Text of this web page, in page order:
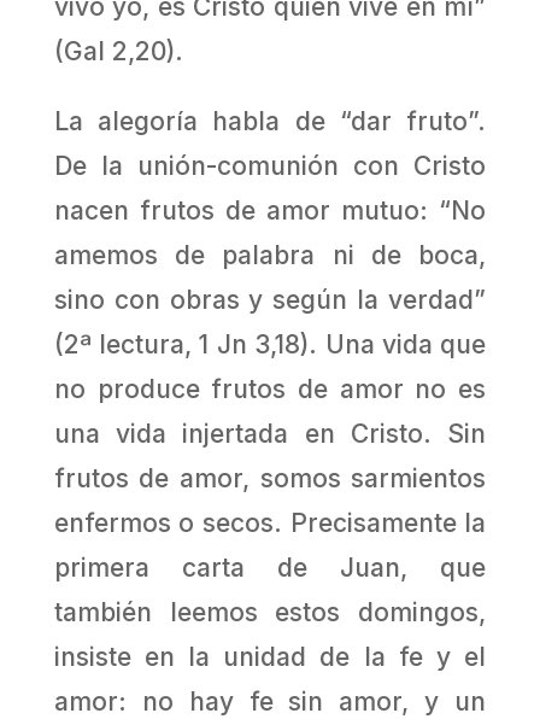
vivo yo, es Cristo quien vive en mí”
(Gal 2,20).
La alegoría habla de “dar fruto”.
De la unión-comunión con Cristo
nacen frutos de amor mutuo: “No
amemos de palabra ni de boca,
sino con obras y según la verdad”
(2ª lectura, 1 Jn 3,18). Una vida que
no produce frutos de amor no es
una vida injertada en Cristo. Sin
frutos de amor, somos sarmientos
enfermos o secos. Precisamente la
primera carta de Juan, que
también leemos estos domingos,
insiste en la unidad de la fe y el
amor: no hay fe sin amor, y un